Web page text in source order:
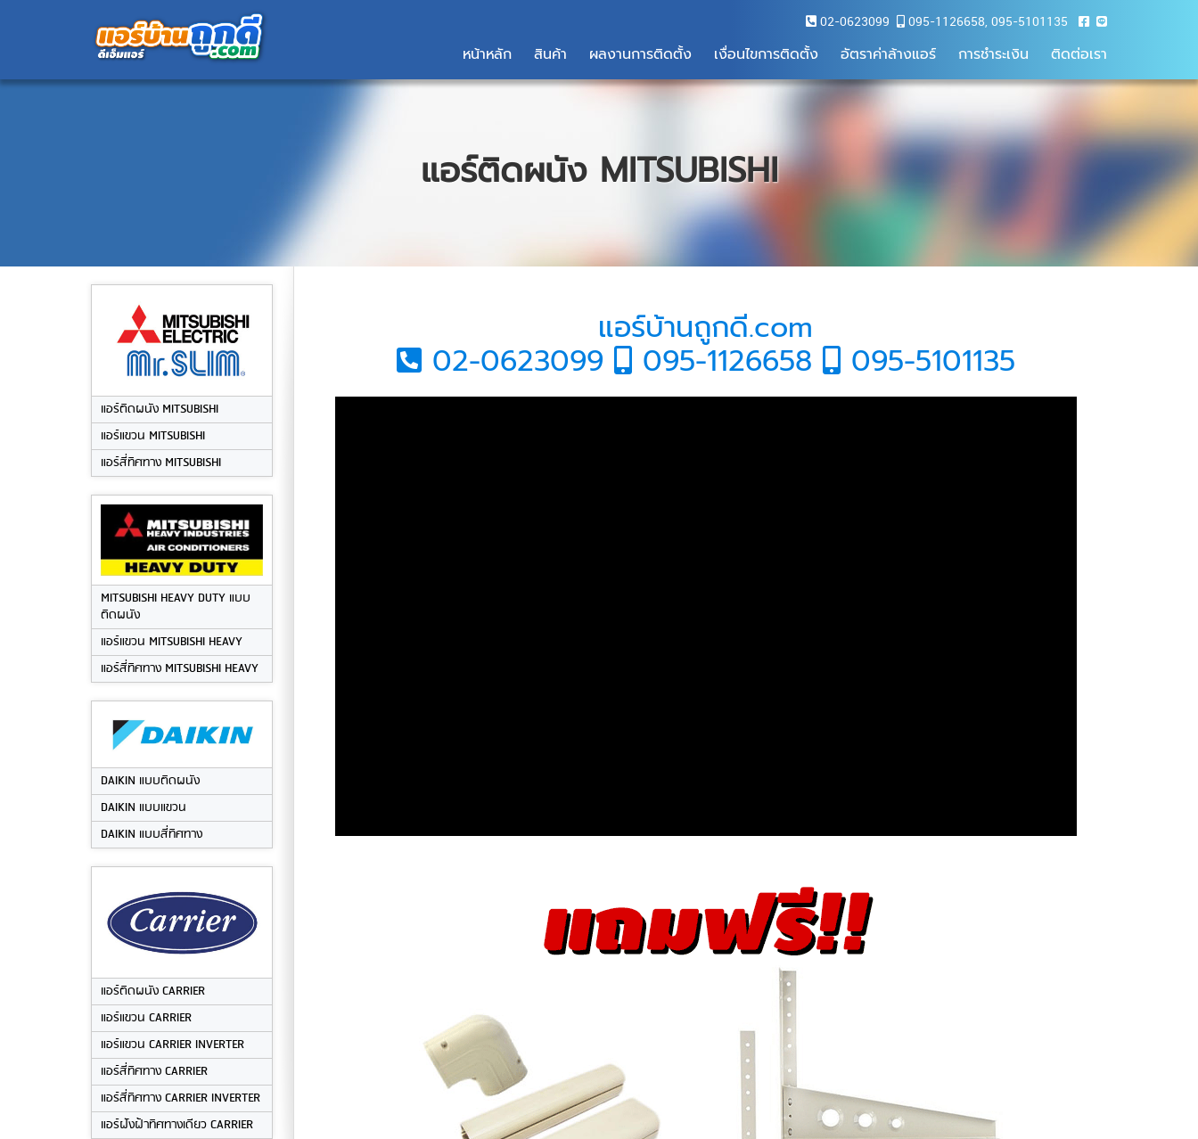
02-0623099 095-1126658, 095-5101135
หน้าหลัก สินค้า ผลงานการติดตั้ง เงื่อนไขการติดตั้ง อัตราค่าล้างแอร์ การชำระเงิน ติดต่อเรา
แอร์ติดผนัง MITSUBISHI
แอร์ติดผนัง MITSUBISHI
แอร์แขวน MITSUBISHI
แอร์สี่ทิศทาง MITSUBISHI
MITSUBISHI HEAVY DUTY แบบ
ติดผนัง
แอร์แขวน MITSUBISHI HEAVY
แอร์สี่ทิศทาง MITSUBISHI HEAVY
DAIKIN แบบติดผนัง
DAIKIN แบบแขวน
DAIKIN แบบสี่ทิศทาง
แอร์ติดผนัง CARRIER
แอร์แขวน CARRIER
แอร์แขวน CARRIER INVERTER
แอร์สี่ทิศทาง CARRIER
แอร์สี่ทิศทาง CARRIER INVERTER
แอร์ฝังฝ้าทิศทางเดียว CARRIER
แอร์บ้านถูกดี.com
02-0623099 095-1126658 095-5101135